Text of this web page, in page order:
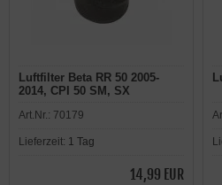
Luftfilter Beta RR 50 2005-
2014, CPI 50 SM, SX
Art.Nr.: 70179
Lieferzeit: 1 Tag
14,99 EUR